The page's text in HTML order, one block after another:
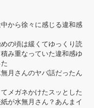
から徐々に感じる違和感
の頃は緩くてゆっくり読
み重なっていた違和感ゆ
月さんのヤバ話だったん
メガネかけたスッとした
が水無月さん？あんまイ